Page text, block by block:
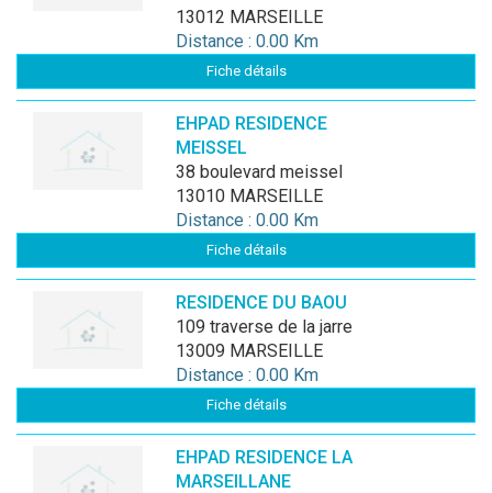
13012 MARSEILLE
Distance : 0.00 Km
Fiche détails
EHPAD RESIDENCE
MEISSEL
38 boulevard meissel
13010 MARSEILLE
Distance : 0.00 Km
Fiche détails
RESIDENCE DU BAOU
109 traverse de la jarre
13009 MARSEILLE
Distance : 0.00 Km
Fiche détails
EHPAD RESIDENCE LA
MARSEILLANE